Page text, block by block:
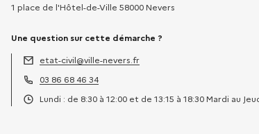
1 place de l'Hôtel-de-Ville 58000 Nevers
Une question sur cette démarche ?
Adresse électronique :
etat-civil@ville-nevers.fr
Téléphone :
03 86 68 46 34
Lundi : de 8:30 à 12:00 et de 13:15 à 18:30 Mardi au